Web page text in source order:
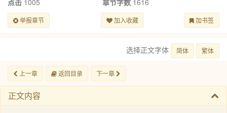
点击 1005 章节字数1616
举报章节 加入收藏 加书签
选择正文字体 简体 繁体
上一章 返回目录 下一章
正文内容